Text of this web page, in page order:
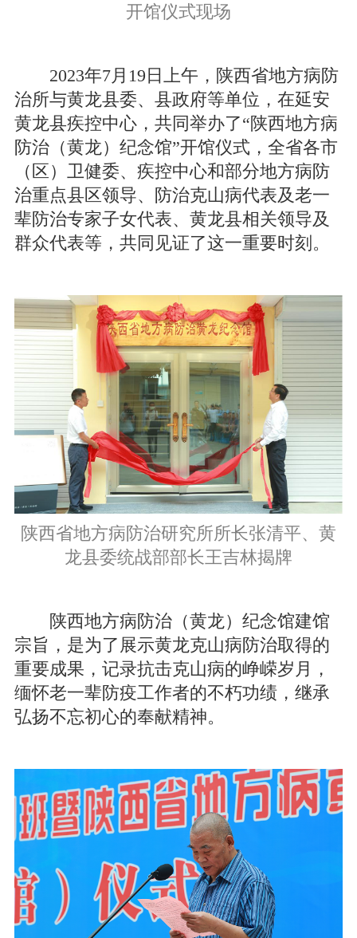
开馆仪式现场
2023年7月19日上午，陕西省地方病防
治所与黄龙县委、县政府等单位，在延安
黄龙县疾控中心，共同举办了“陕西地方病
防治（黄龙）纪念馆”开馆仪式，全省各市
（区）卫健委、疾控中心和部分地方病防
治重点县区领导、防治克山病代表及老一
辈防治专家子女代表、黄龙县相关领导及
群众代表等，共同见证了这一重要时刻。
陕西省地方病防治研究所所长张清平、黄
龙县委统战部部长王吉林揭牌
陕西地方病防治（黄龙）纪念馆建馆
宗旨，是为了展示黄龙克山病防治取得的
重要成果，记录抗击克山病的峥嵘岁月，
缅怀老一辈防疫工作者的不朽功绩，继承
弘扬不忘初心的奉献精神。